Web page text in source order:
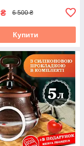
₴ 6 500 ₴
Купити